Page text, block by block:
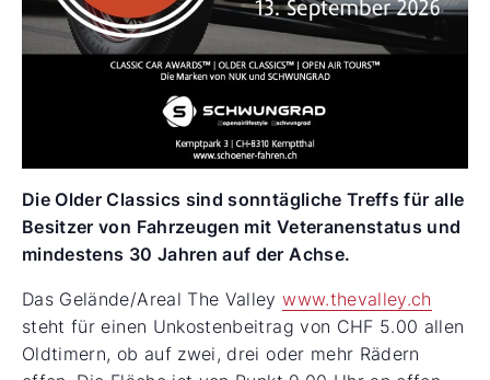
Die Older Classics sind sonntägliche Treffs für alle
Besitzer von Fahrzeugen mit Veteranenstatus und
mindestens 30 Jahren auf der Achse.
Das Gelände/Areal The Valleywww.thevalley.ch
steht für einen Unkostenbeitrag von CHF 5.00 allen
Oldtimern, ob auf zwei, drei oder mehr Rädern